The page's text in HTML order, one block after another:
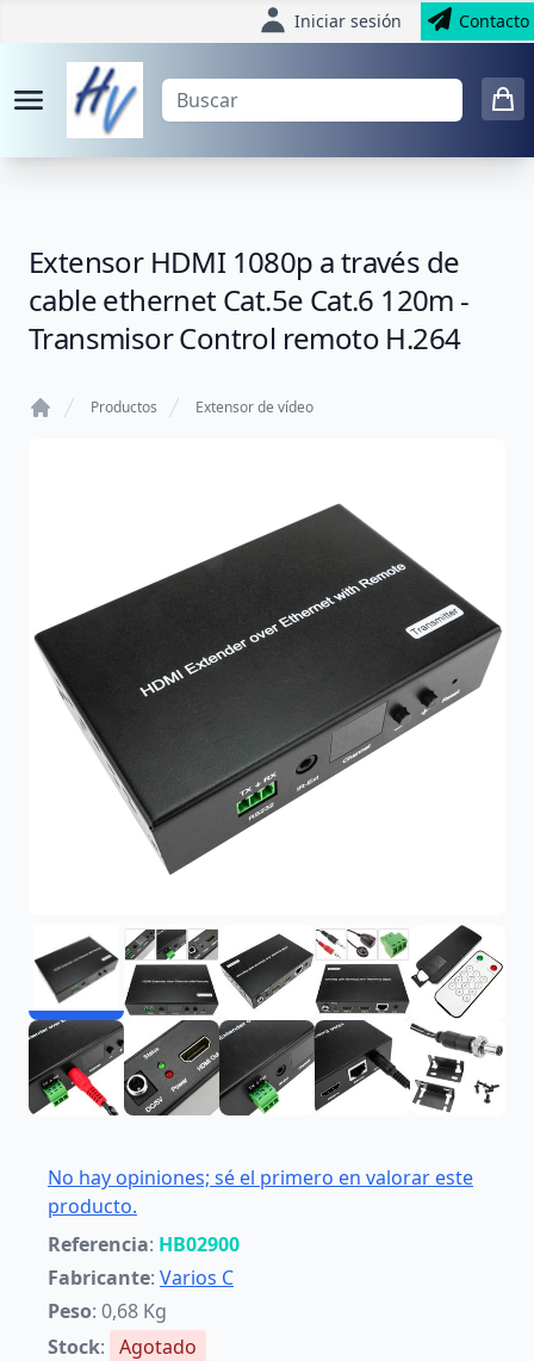
Iniciar sesión Contacto
Extensor HDMI 1080p a través de
cable ethernet Cat.5e Cat.6 120m -
Transmisor Control remoto H.264
Productos Extensor de vídeo
No hay opiniones; sé el primero en valorar este
producto.
Referencia: HB02900
Fabricante: Varios C
Peso: 0,68 Kg
Stock: Agotado